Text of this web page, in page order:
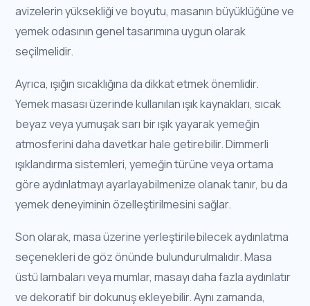
avizelerin yüksekliği ve boyutu, masanın büyüklüğüne ve
yemek odasının genel tasarımına uygun olarak
seçilmelidir.
Ayrıca, ışığın sıcaklığına da dikkat etmek önemlidir.
Yemek masası üzerinde kullanılan ışık kaynakları, sıcak
beyaz veya yumuşak sarı bir ışık yayarak yemeğin
atmosferini daha davetkar hale getirebilir. Dimmerli
ışıklandırma sistemleri, yemeğin türüne veya ortama
göre aydınlatmayı ayarlayabilmenize olanak tanır, bu da
yemek deneyiminin özelleştirilmesini sağlar.
Son olarak, masa üzerine yerleştirilebilecek aydınlatma
seçenekleri de göz önünde bulundurulmalıdır. Masa
üstü lambaları veya mumlar, masayı daha fazla aydınlatır
ve dekoratif bir dokunuş ekleyebilir. Aynı zamanda,